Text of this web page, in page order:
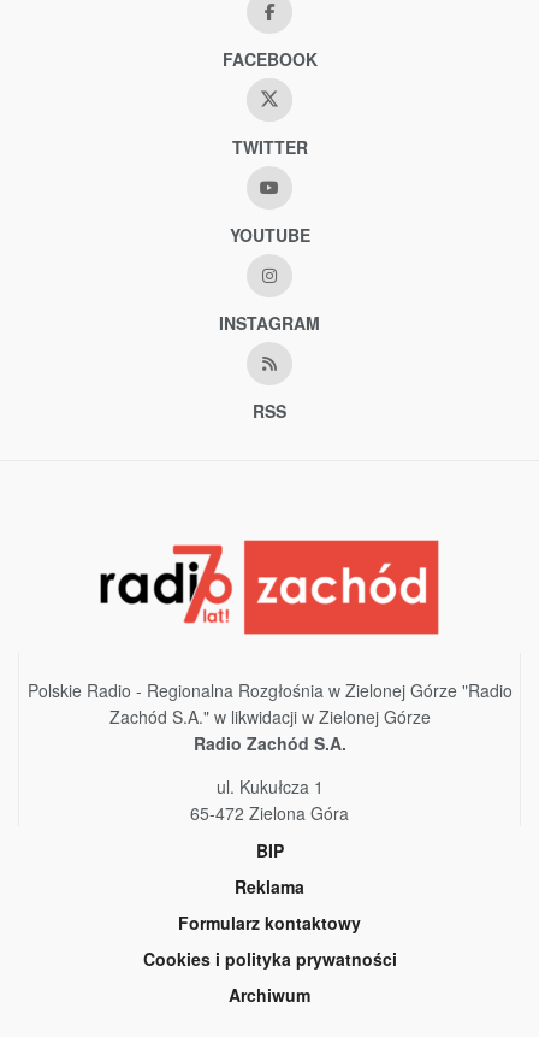
FACEBOOK
TWITTER
YOUTUBE
INSTAGRAM
RSS
Polskie Radio - Regionalna Rozgłośnia w Zielonej Górze "Radio
Zachód S.A." w likwidacji w Zielonej Górze
Radio Zachód S.A.
ul. Kukułcza 1
65-472 Zielona Góra
BIP
Reklama
Formularz kontaktowy
Cookies i polityka prywatności
Archiwum